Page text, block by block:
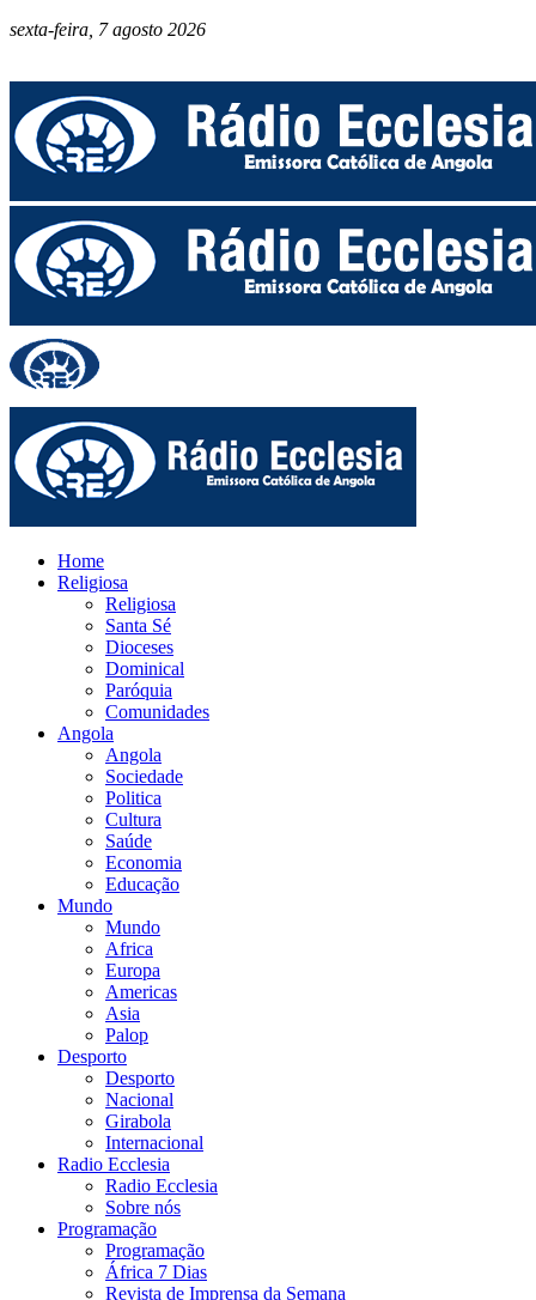
sexta-feira, 7 agosto 2026
Home
Religiosa
Religiosa
Santa Sé
Dioceses
Dominical
Paróquia
Comunidades
Angola
Angola
Sociedade
Politica
Cultura
Saúde
Economia
Educação
Mundo
Mundo
Africa
Europa
Americas
Asia
Palop
Desporto
Desporto
Nacional
Girabola
Internacional
Radio Ecclesia
Radio Ecclesia
Sobre nós
Programação
Programação
África 7 Dias
Revista de Imprensa da Semana